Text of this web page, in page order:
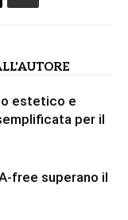
estetico e
per il
free superano il